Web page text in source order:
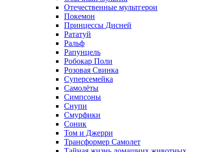
Отечественные мультгерои
Покемон
Принцессы Дисней
Рататуй
Ральф
Рапунцель
Робокар Поли
Розовая Свинка
Суперсемейка
Самолёты
Симпсоны
Снупи
Смурфики
Соник
Том и Джерри
Трансформер Самолет